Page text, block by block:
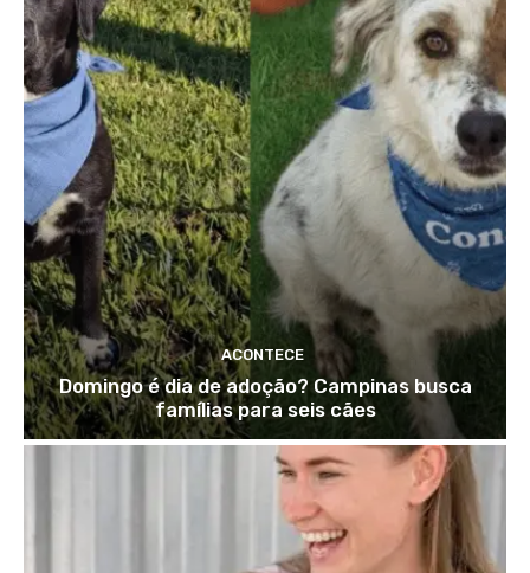
ACONTECE
Domingo é dia de adoção? Campinas busca
famílias para seis cães